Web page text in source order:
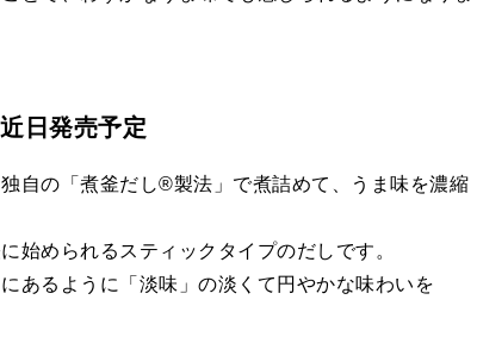
日発売予定
自の「煮釜だし®製法」で煮詰めて、うま味を濃縮
始められるスティックタイプのだしです。
あるように「淡味」の淡くて円やかな味わいを